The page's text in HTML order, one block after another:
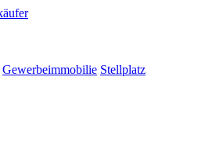
Gewerbeimmobilie Stellplatz